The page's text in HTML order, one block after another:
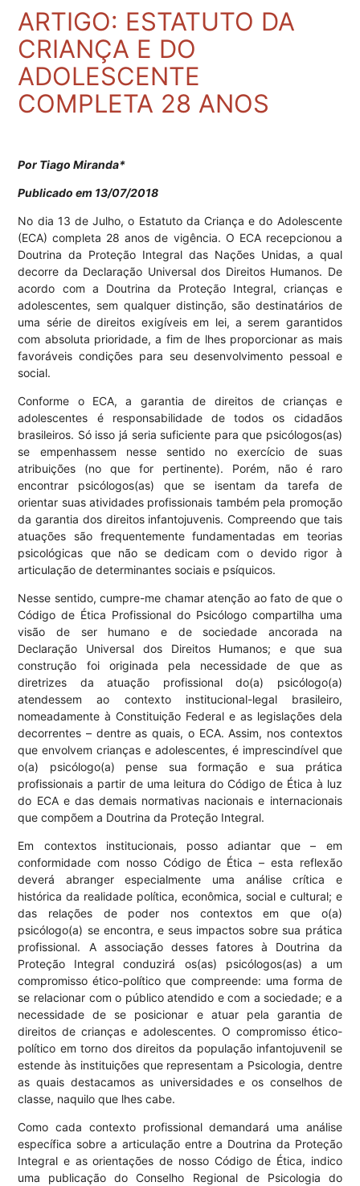
ARTIGO: ESTATUTO DA
CRIANÇA E DO
ADOLESCENTE
COMPLETA 28 ANOS
Por Tiago Miranda*
Publicado em 13/07/2018
No dia 13 de Julho, o Estatuto da Criança e do Adolescente
(ECA) completa 28 anos de vigência. O ECA recepcionou a
Doutrina da Proteção Integral das Nações Unidas, a qual
decorre da Declaração Universal dos Direitos Humanos. De
acordo com a Doutrina da Proteção Integral, crianças e
adolescentes, sem qualquer distinção, são destinatários de
uma série de direitos exigíveis em lei, a serem garantidos
com absoluta prioridade, a fim de lhes proporcionar as mais
favoráveis condições para seu desenvolvimento pessoal e
social.
Conforme o ECA, a garantia de direitos de crianças e
adolescentes é responsabilidade de todos os cidadãos
brasileiros. Só isso já seria suficiente para que psicólogos(as)
se empenhassem nesse sentido no exercício de suas
atribuições (no que for pertinente). Porém, não é raro
encontrar psicólogos(as) que se isentam da tarefa de
orientar suas atividades profissionais também pela promoção
da garantia dos direitos infantojuvenis. Compreendo que tais
atuações são frequentemente fundamentadas em teorias
psicológicas que não se dedicam com o devido rigor à
articulação de determinantes sociais e psíquicos.
Nesse sentido, cumpre-me chamar atenção ao fato de que o
Código de Ética Profissional do Psicólogo compartilha uma
visão de ser humano e de sociedade ancorada na
Declaração Universal dos Direitos Humanos; e que sua
construção foi originada pela necessidade de que as
diretrizes da atuação profissional do(a) psicólogo(a)
atendessem ao contexto institucional-legal brasileiro,
nomeadamente à Constituição Federal e as legislações dela
decorrentes – dentre as quais, o ECA. Assim, nos contextos
que envolvem crianças e adolescentes, é imprescindível que
o(a) psicólogo(a) pense sua formação e sua prática
profissionais a partir de uma leitura do Código de Ética à luz
do ECA e das demais normativas nacionais e internacionais
que compõem a Doutrina da Proteção Integral.
Em contextos institucionais, posso adiantar que – em
conformidade com nosso Código de Ética – esta reflexão
deverá abranger especialmente uma análise crítica e
histórica da realidade política, econômica, social e cultural; e
das relações de poder nos contextos em que o(a)
psicólogo(a) se encontra, e seus impactos sobre sua prática
profissional. A associação desses fatores à Doutrina da
Proteção Integral conduzirá os(as) psicólogos(as) a um
compromisso ético-político que compreende: uma forma de
se relacionar com o público atendido e com a sociedade; e a
necessidade de se posicionar e atuar pela garantia de
direitos de crianças e adolescentes. O compromisso ético-
político em torno dos direitos da população infantojuvenil se
estende às instituições que representam a Psicologia, dentre
as quais destacamos as universidades e os conselhos de
classe, naquilo que lhes cabe.
Como cada contexto profissional demandará uma análise
específica sobre a articulação entre a Doutrina da Proteção
Integral e as orientações de nosso Código de Ética, indico
uma publicação do Conselho Regional de Psicologia do